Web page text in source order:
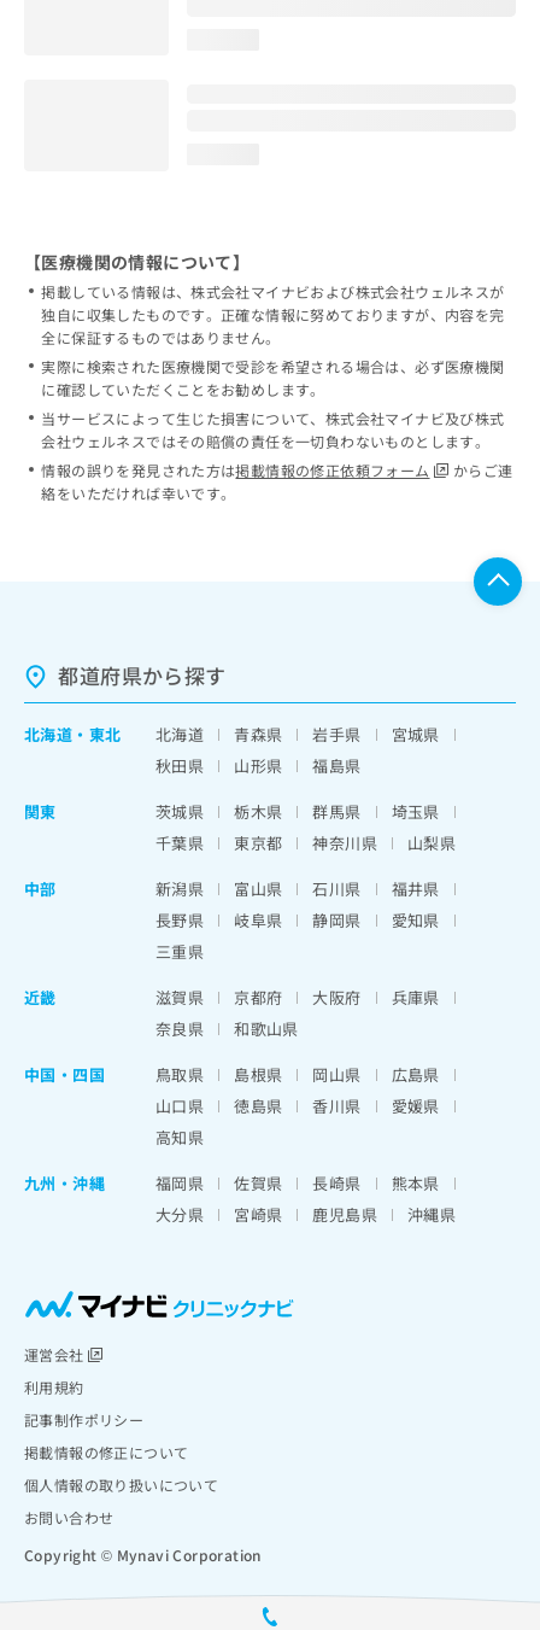
【医療機関の情報について】
掲載している情報は、株式会社マイナビおよび株式会社ウェルネスが
独自に収集したものです。正確な情報に努めておりますが、内容を完
全に保証するものではありません。
実際に検索された医療機関で受診を希望される場合は、必ず医療機関
に確認していただくことをお勧めします。
当サービスによって生じた損害について、株式会社マイナビ及び株式
会社ウェルネスではその賠償の責任を一切負わないものとします。
情報の誤りを発見された方は掲載情報の修正依頼フォーム
からご連
絡をいただければ幸いです。
都道府県から探す
北海道 ・ 東北 北海道 青森県 岩手県
宮城県
秋田県
山形県
福島県
関東
茨城県 栃木県 群馬県
埼玉県
千葉県
東京都 神奈川県
山梨県
中部
新潟県 富山県 石川県
福井県
長野県
岐阜県 静岡県
愛知県
三重県
近畿
滋賀県 京都府 大阪府
兵庫県
奈良県
和歌山県
中国・四国
鳥取県 島根県 岡山県
広島県
山口県
徳島県 香川県
愛媛県
高知県
九州・沖縄
福岡県 佐賀県 長崎県
熊本県
大分県
宮崎県 鹿児島県 沖縄県
運営会社
利用規約
記事制作ポリシー
掲載情報の修正について
個人情報の取り扱いについて
お問い合わせ
Copyright © Mynavi Corporation